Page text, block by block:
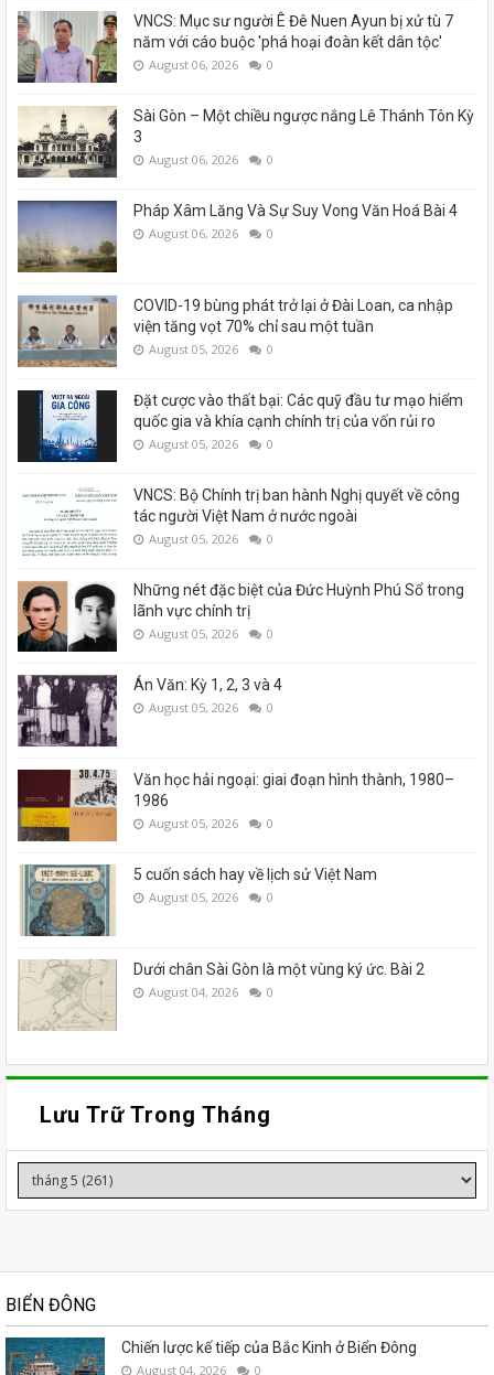
VNCS: Mục sư người Ê Đê Nuen Ayun bị xử tù 7
năm với cáo buộc 'phá hoại đoàn kết dân tộc'
August 06, 2026 0
Sài Gòn – Một chiều ngược nắng Lê Thánh Tôn Kỳ
3
August 06, 2026 0
Pháp Xâm Lăng Và Sự Suy Vong Văn Hoá Bài 4
August 06, 2026 0
COVID-19 bùng phát trở lại ở Đài Loan, ca nhập
viện tăng vọt 70% chỉ sau một tuần
August 05, 2026 0
Đặt cược vào thất bại: Các quỹ đầu tư mạo hiểm
quốc gia và khía cạnh chính trị của vốn rủi ro
August 05, 2026 0
VNCS: Bộ Chính trị ban hành Nghị quyết về công
tác người Việt Nam ở nước ngoài
August 05, 2026 0
Những nét đặc biệt của Đức Huỳnh Phú Sổ trong
lãnh vực chính trị
August 05, 2026 0
Án Văn: Kỳ 1, 2, 3 và 4
August 05, 2026 0
Văn học hải ngoại: giai đoạn hình thành, 1980–
1986
August 05, 2026 0
5 cuốn sách hay về lịch sử Việt Nam
August 05, 2026 0
Dưới chân Sài Gòn là một vùng ký ức. Bài 2
August 04, 2026 0
Lưu Trữ Trong Tháng
BIỂN ĐÔNG
Chiến lược kế tiếp của Bắc Kinh ở Biển Đông
August 04, 2026 0